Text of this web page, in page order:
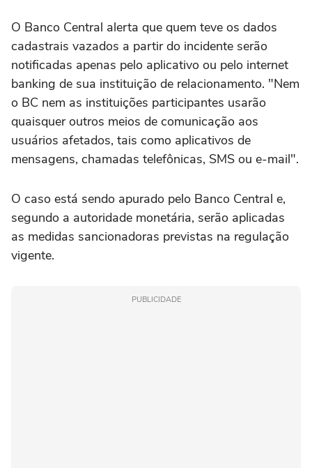
O Banco Central alerta que quem teve os dados
cadastrais vazados a partir do incidente serão
notificadas apenas pelo aplicativo ou pelo internet
banking de sua instituição de relacionamento. "Nem
o BC nem as instituições participantes usarão
quaisquer outros meios de comunicação aos
usuários afetados, tais como aplicativos de
mensagens, chamadas telefônicas, SMS ou e-mail".
O caso está sendo apurado pelo Banco Central e,
segundo a autoridade monetária, serão aplicadas
as medidas sancionadoras previstas na regulação
vigente.
PUBLICIDADE